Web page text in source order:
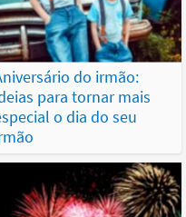
do irmão:
para tornar mais
o dia do seu